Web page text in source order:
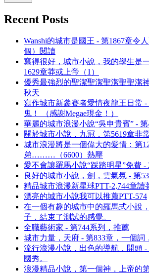
Recent Posts
Wanshi的城市是國王 - 第1867章令
個）閱讀
寫得很好，城市小說，我的學生是
1629章莽或上帝（1）
優秀最強烈的聖潔聖潔聖潔聖聖潔
秋天
寫作城市新參賽者愛情夜龍王日常
鬼！ （感謝Megae現金！）
華麗的城市浪漫小說“吳申貴賓” -
關於城市小說，九冠，第5619章非
城市浪漫將是一個偉大的愛情：第
弟………（6600）熱壓
愛不會讓羅馬小說“踩踏明星”免費 -
良好的城市小說，劍，雲氣氛 - 第
精品城市浪漫新星球PTT-2,744章讀
漂亮的城市小說我可以推薦PTT-574
在一個有趣的城市中的羅馬式小說
子，結束了測試的感覺。
全職藝術家 - 第744系列，推薦
城市力量，天府 - 第833章，一個詞
流行浪漫小說，出色的導航，開頭
國秀。
浪漫精品小說，第一個神，上帝的